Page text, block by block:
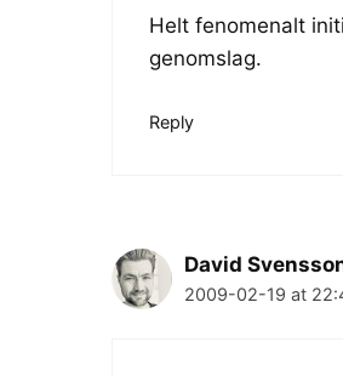
Helt fenomenalt
genomslag.
Reply
David
2009-02-19 at